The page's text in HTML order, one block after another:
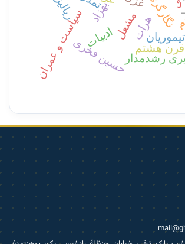
هرات
بهزاد مشعل نگارگری
ادبیاتسیاست و عمران قرن هشتم حسین فخریرشدمدار